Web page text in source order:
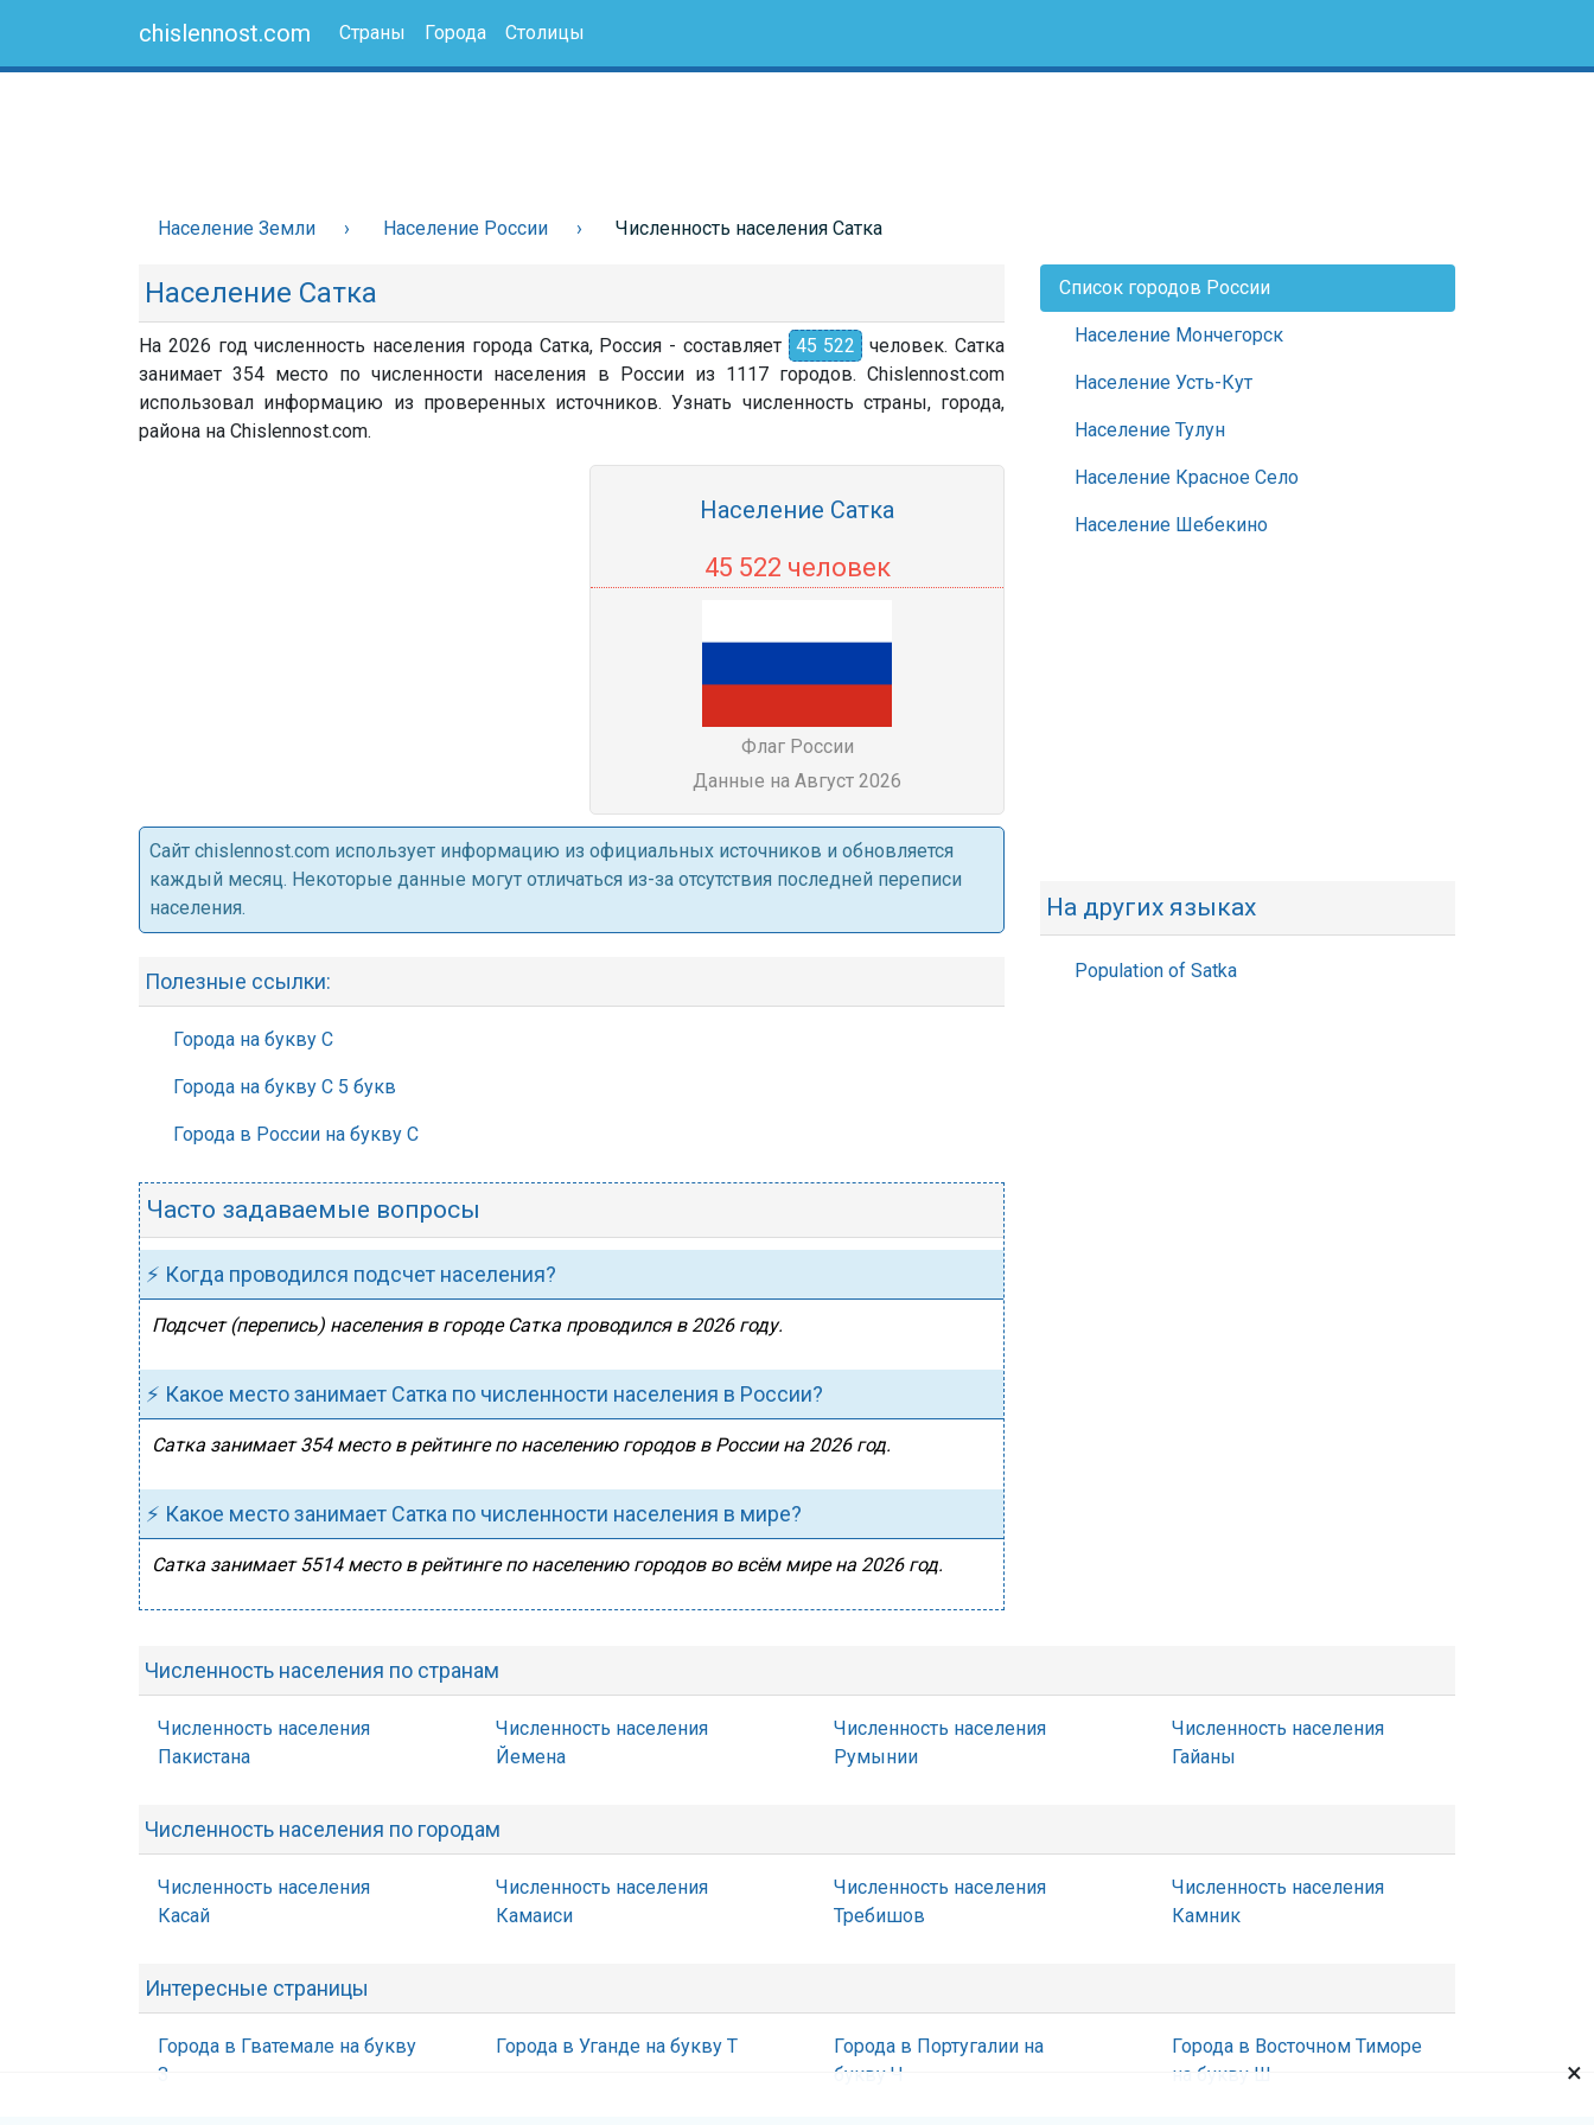
chislennost.com Страны Города Столицы
Население Земли Население России Численность населения Сатка
Население Сатка
На 2026 год численность населения города Сатка, Россия - составляет 45 522
человек. Сатка
занимает 354 место по численности населения в России из 1117 городов. Chislennost.com
использовал информацию из проверенных источников. Узнать численность страны, города,
района на Chislennost.com.
Население Сатка
45 522 человек
Флаг России
Данные на Август 2026
Cайт chislennost.com использует информацию из официальных источников и обновляется
каждый месяц. Некоторые данные могут отличаться из-за отсутствия последней переписи
населения.
Полезные ссылки:
Города на букву С
Города на букву С 5 букв
Города в России на букву С
Часто задаваемые вопросы
⚡ Когда проводился подсчет населения?
Подсчет (перепись) населения в городе Сатка проводился в 2026 году.
⚡ Какое место занимает Сатка по численности населения в России?
Сатка занимает 354 место в рейтинге по населению городов в России на 2026 год.
⚡ Какое место занимает Сатка по численности населения в мире?
Сатка занимает 5514 место в рейтинге по населению городов во всём мире на 2026 год.
Список городов России
Население Мончегорск
Население Усть-Кут
Население Тулун
Население Красное Село
Население Шебекино
На других языках
Population of Satka
Численность населения по странам
Численность населения
Пакистана
Численность населения
Йемена
Численность населения
Румынии
Численность населения
Гайаны
Численность населения по городам
Численность населения
Касай
Численность населения
Камаиси
Численность населения
Требишов
Численность населения
Камник
Интересные страницы
Города в Гватемале на букву
З
Города в Уганде на букву Т
Города в Португалии на
букву Ч
Города в Восточном Тиморе
на букву Ш
×